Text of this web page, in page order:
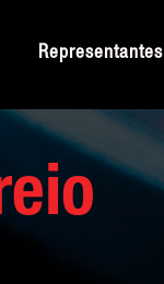
Representantes